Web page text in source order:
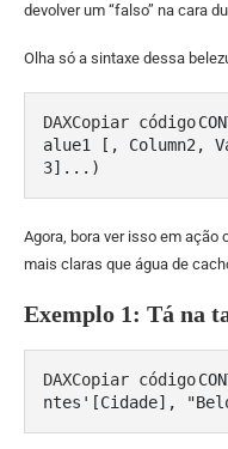
devolver um “falso” na cara
Olha só a sintaxe dessa
DAXCopiar código
alue1 [, Column2,
Agora, bora ver isso em ação
mais claras que água de
Exemplo 1: Tá na
DAXCopiar código